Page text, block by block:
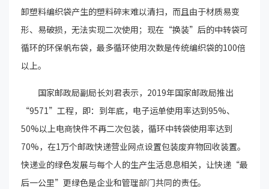
卸塑料编织袋产生的塑料碎末难以清扫，而且由于材质易变
形、易破损，无法实现二次使用；现在“换装”后的中转袋可
循环的环保帆布袋，最多循环使用次数是传统编织袋的100倍
以上。
国家邮政局副局长刘君表示，2019年国家邮政局推出
“9571”工程，即：到年底，电子运单使用率达到95%、
50%以上电商快件不再二次包装，循环中转袋使用率达到
70%，在1万个邮政快递营业网点设置包装废弃物回收装置。
快递业的绿色发展与每个人的生产生活息息相关，让快递“最
后一公里”更绿色是企业和管理部门共同的责任。